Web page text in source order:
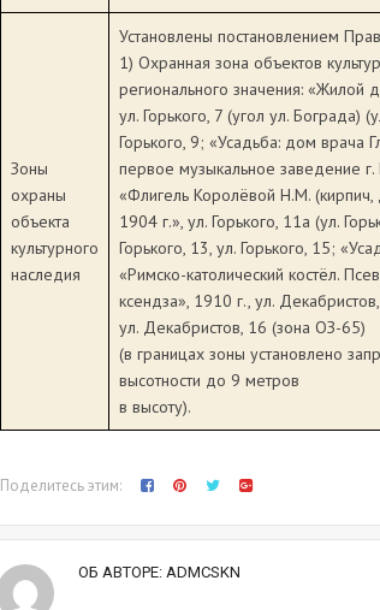
Зоны
охраны
объекта
культурного
наследия
Установлены постановлением
1) Охранная зона объектов
регионального значения: «Жилой
ул. Горького, 7 (угол ул. Бограда)
Горького, 9; «Усадьба: дом врача
первое музыкальное заведение
«Флигель Королёвой Н.М. (кирпич,
1904 г.», ул. Горького, 11а (ул.
Горького, 13, ул. Горького, 15;
«Римско-католический костёл.
ксендза», 1910 г., ул.
ул. Декабристов, 16 (зона ОЗ-65)
(в границах зоны установлено
высотности до 9 метров
в высоту).
Поделитесь этим:
ОБ АВТОРЕ: ADMCSKN